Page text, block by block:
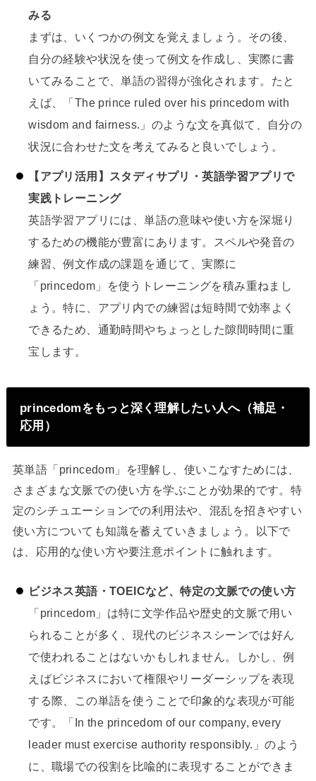
みる
まずは、いくつかの例文を覚えましょう。その後、
自分の経験や状況を使って例文を作成し、実際に書
いてみることで、単語の習得が強化されます。たと
えば、「The prince ruled over his princedom with
wisdom and fairness.」のような文を真似て、自分の
状況に合わせた文を考えてみると良いでしょう。
【アプリ活用】スタディサプリ・英語学習アプリで
実践トレーニング
英語学習アプリには、単語の意味や使い方を深堀り
するための機能が豊富にあります。スペルや発音の
練習、例文作成の課題を通じて、実際に
「princedom」を使うトレーニングを積み重ねまし
ょう。特に、アプリ内での練習は短時間で効率よく
できるため、通勤時間やちょっとした隙間時間に重
宝します。
princedomをもっと深く理解したい人へ（補足・
応用）
英単語「princedom」を理解し、使いこなすためには、
さまざまな文脈での使い方を学ぶことが効果的です。特
定のシチュエーションでの利用法や、混乱を招きやすい
使い方についても知識を蓄えていきましょう。以下で
は、応用的な使い方や要注意ポイントに触れます。
ビジネス英語・TOEICなど、特定の文脈での使い方
「princedom」は特に文学作品や歴史的文脈で用い
られることが多く、現代のビジネスシーンでは好ん
で使われることはないかもしれません。しかし、例
えばビジネスにおいて権限やリーダーシップを表現
する際、この単語を使うことで印象的な表現が可能
です。「In the princedom of our company, every
leader must exercise authority responsibly.」のよう
に、職場での役割を比喩的に表現することができま